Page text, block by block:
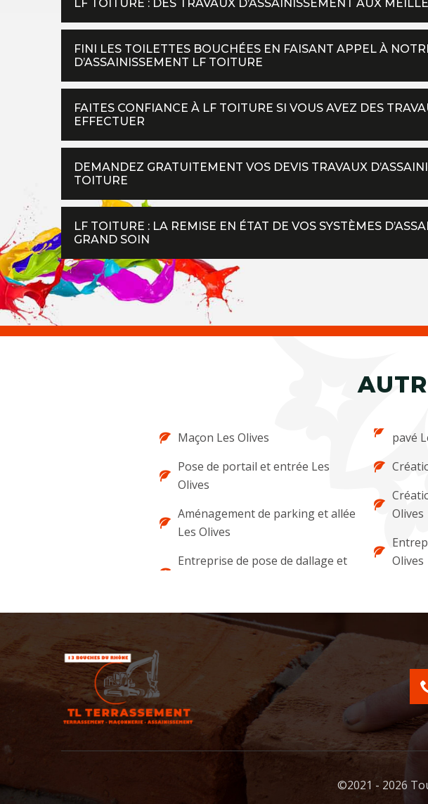
LF TOITURE : DES TRAVAUX D’ASSAINISSEMENT AUX
FINI LES TOILETTES BOUCHÉES EN FAISANT APPEL À
D’ASSAINISSEMENT LF TOITURE
FAITES CONFIANCE À LF TOITURE SI VOUS AVEZ DES
EFFECTUER
DEMANDEZ GRATUITEMENT VOS DEVIS TRAVAUX
TOITURE
LF TOITURE : LA REMISE EN ÉTAT DE VOS SYSTÈMES
GRAND SOIN
Maçon Les Olives
Pose de portail et entrée Les
Olives
Aménagement de parking et allée
Les Olives
Entreprise de pose de dallage et
pavé
Olives
Olives
©2021 - 2026